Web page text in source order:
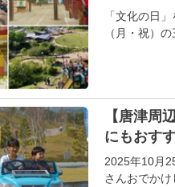
「文化の日
（月・祝）
【唐津周
にもおす
2025年10月
さんおでか